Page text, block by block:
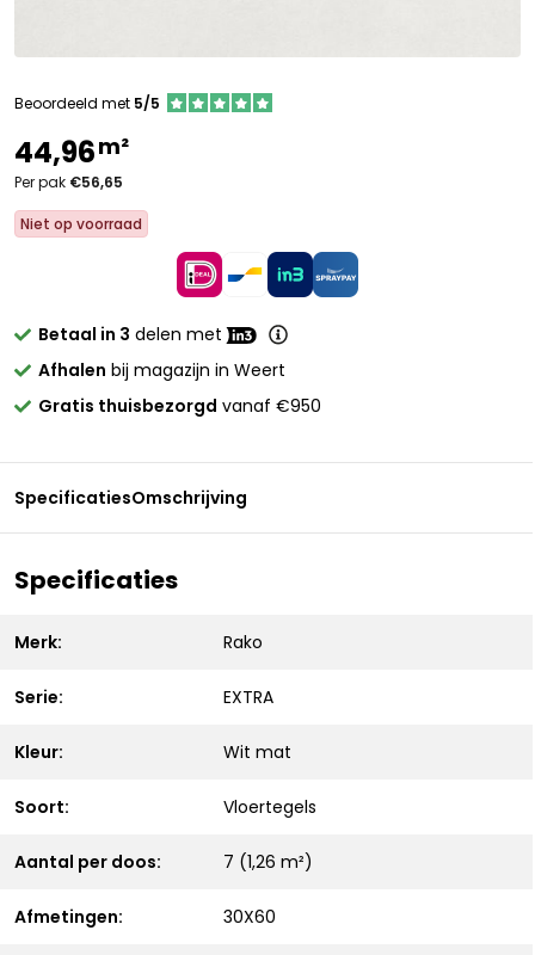
Beoordeeld met 5/5
44,96m²
Per pak €56,65
Niet op voorraad
Betaal in 3 delen met
Afhalen bij magazijn in Weert
Gratis thuisbezorgd vanaf €950
SpecificatiesOmschrijving
Specificaties
Merk: Rako
Serie: EXTRA
Kleur: Wit mat
Soort: Vloertegels
Aantal per doos: 7 (1,26 m²)
Afmetingen: 30X60